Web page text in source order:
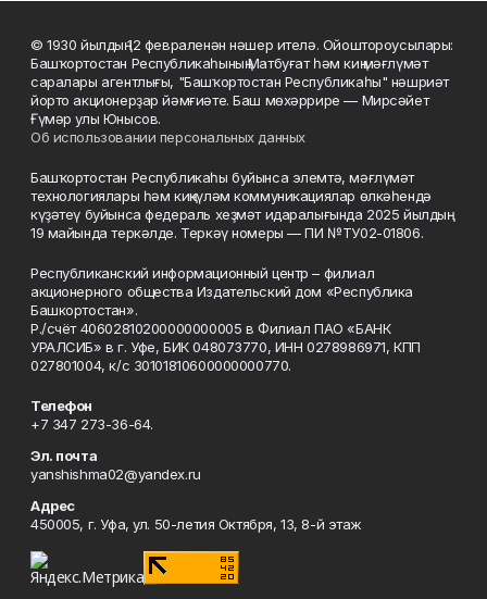
© 1930 йылдың 12 февраленән нәшер ителә. Ойоштороусылары:
Башҡортостан Республикаһының Матбуғат һәм киң мәғлүмәт
саралары агентлығы, "Башҡортостан Республикаһы" нәшриәт
йорто акционерҙар йәмғиәте. Баш мөхәррире — Мирсәйет
Ғүмәр улы Юнысов.
Об использовании персональных данных
Башҡортостан Республикаһы буйынса элемтә, мәғлүмәт
технологиялары һәм киңкүләм коммуникациялар өлкәһендә
күҙәтеү буйынса федераль хеҙмәт идаралығында 2025 йылдың
19 майында теркәлде. Теркәү номеры — ПИ №ТУ02-01806.
Республиканский информационный центр – филиал
акционерного общества Издательский дом «Республика
Башкортостан».
Р./счёт 40602810200000000005 в Филиал ПАО «БАНК
УРАЛСИБ» в г. Уфе, БИК 048073770, ИНН 0278986971, КПП
027801004, к/с 30101810600000000770.
Телефон
+7 347 273-36-64.
Эл. почта
yanshishma02@yandex.ru
Адрес
450005, г. Уфа, ул. 50-летия Октября, 13, 8-й этаж